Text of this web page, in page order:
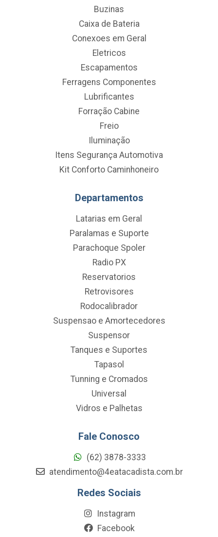
Buzinas
Caixa de Bateria
Conexoes em Geral
Eletricos
Escapamentos
Ferragens Componentes
Lubrificantes
Forração Cabine
Freio
Iluminação
Itens Segurança Automotiva
Kit Conforto Caminhoneiro
Departamentos
Latarias em Geral
Paralamas e Suporte
Parachoque Spoler
Radio PX
Reservatorios
Retrovisores
Rodocalibrador
Suspensao e Amortecedores
Suspensor
Tanques e Suportes
Tapasol
Tunning e Cromados
Universal
Vidros e Palhetas
Fale Conosco
(62) 3878-3333
atendimento@4eatacadista.com.br
Redes Sociais
Instagram
Facebook